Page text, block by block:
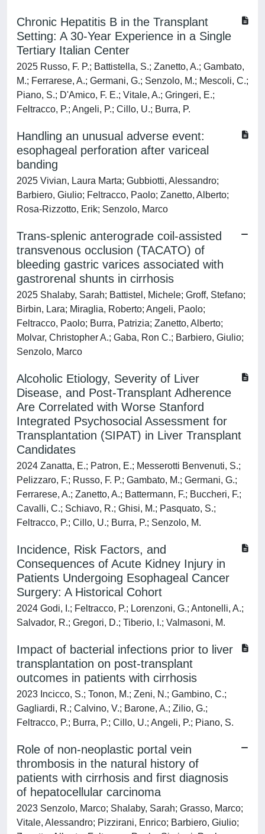
Chronic Hepatitis B in the Transplant
Setting: A 30-Year Experience in a Single
Tertiary Italian Center
2025 Russo, F. P.; Battistella, S.; Zanetto, A.; Gambato,
M.; Ferrarese, A.; Germani, G.; Senzolo, M.; Mescoli, C.;
Piano, S.; D'Amico, F. E.; Vitale, A.; Gringeri, E.;
Feltracco, P.; Angeli, P.; Cillo, U.; Burra, P.
Handling an unusual adverse event:
esophageal perforation after variceal
banding
2025 Vivian, Laura Marta; Gubbiotti, Alessandro;
Barbiero, Giulio; Feltracco, Paolo; Zanetto, Alberto;
Rosa-Rizzotto, Erik; Senzolo, Marco
Trans-splenic anterograde coil-assisted
transvenous occlusion (TACATO) of
bleeding gastric varices associated with
gastrorenal shunts in cirrhosis
2025 Shalaby, Sarah; Battistel, Michele; Groff, Stefano;
Birbin, Lara; Miraglia, Roberto; Angeli, Paolo;
Feltracco, Paolo; Burra, Patrizia; Zanetto, Alberto;
Molvar, Christopher A.; Gaba, Ron C.; Barbiero, Giulio;
Senzolo, Marco
Alcoholic Etiology, Severity of Liver
Disease, and Post-Transplant Adherence
Are Correlated with Worse Stanford
Integrated Psychosocial Assessment for
Transplantation (SIPAT) in Liver Transplant
Candidates
2024 Zanatta, E.; Patron, E.; Messerotti Benvenuti, S.;
Pelizzaro, F.; Russo, F. P.; Gambato, M.; Germani, G.;
Ferrarese, A.; Zanetto, A.; Battermann, F.; Buccheri, F.;
Cavalli, C.; Schiavo, R.; Ghisi, M.; Pasquato, S.;
Feltracco, P.; Cillo, U.; Burra, P.; Senzolo, M.
Incidence, Risk Factors, and
Consequences of Acute Kidney Injury in
Patients Undergoing Esophageal Cancer
Surgery: A Historical Cohort
2024 Godi, I.; Feltracco, P.; Lorenzoni, G.; Antonelli, A.;
Salvador, R.; Gregori, D.; Tiberio, I.; Valmasoni, M.
Impact of bacterial infections prior to liver
transplantation on post-transplant
outcomes in patients with cirrhosis
2023 Incicco, S.; Tonon, M.; Zeni, N.; Gambino, C.;
Gagliardi, R.; Calvino, V.; Barone, A.; Zilio, G.;
Feltracco, P.; Burra, P.; Cillo, U.; Angeli, P.; Piano, S.
Role of non-neoplastic portal vein
thrombosis in the natural history of
patients with cirrhosis and first diagnosis
of hepatocellular carcinoma
2023 Senzolo, Marco; Shalaby, Sarah; Grasso, Marco;
Vitale, Alessandro; Pizzirani, Enrico; Barbiero, Giulio;